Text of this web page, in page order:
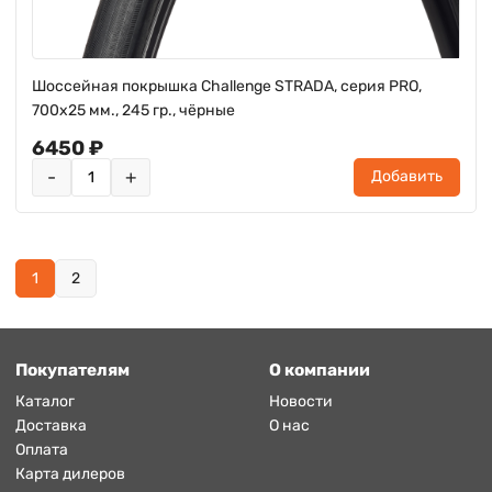
Шоссейная покрышка Challenge STRADA, серия PRO,
700х25 мм., 245 гр., чёрные
6450 ₽
- + Добавить
1 2
Покупателям
Каталог
Доставка
Оплата
Карта дилеров
О компании
Новости
О нас